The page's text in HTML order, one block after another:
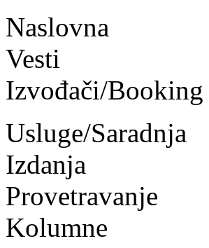
Naslovna
Vesti
Izvođači/Booking
Usluge/Saradnja
Izdanja
Provetravanje
Kolumne